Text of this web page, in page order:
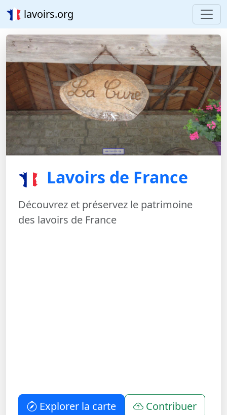
lavoirs.org
Lavoirs de France
Découvrez et préservez le patrimoine
des lavoirs de France
Explorer la carte Contribuer